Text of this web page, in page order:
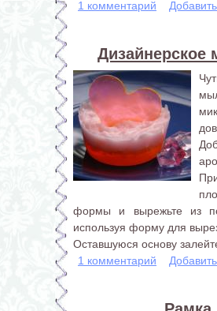
1 комментарий
формы и вырежьте из
используя форму для
Оставшуюся основу
1 комментарий